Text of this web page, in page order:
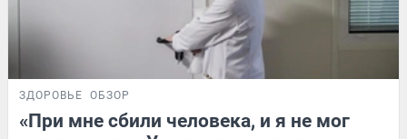
ЗДОРОВЬЕ ОБЗОР
«При мне сбили человека, и я не мог